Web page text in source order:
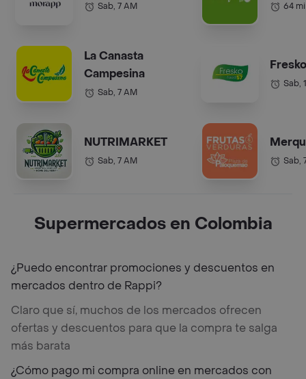
Sab, 7 AM
La Canasta
Campesina
Sab, 7 AM
NUTRIMARKET
Sab, 7 AM
64
Sab,
Sab,
Supermercados en Colombia
¿Puedo encontrar promociones y descuentos en
mercados dentro de Rappi?
Claro que sí, muchos de los mercados ofrecen
ofertas y descuentos para que la compra te salga
más barata
¿Cómo pago mi compra online en mercados con